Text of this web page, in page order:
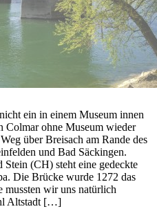
ein in einem Museum innen
Colmar ohne Museum wieder
über Breisach am Rande des
und Bad Säckingen.
(CH) steht eine gedeckte
Die Brücke wurde 1272 das
wir uns natürlich
Altstadt […]